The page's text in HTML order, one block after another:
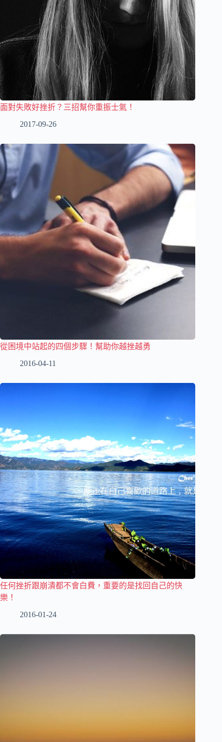
面對失敗好挫折？三招幫你重振士氣！
2017-09-26
從困境中站起的四個步驟！幫助你越挫越勇
2016-04-11
任何挫折跟崩潰都不會白費，重要的是找回自己的快
樂！
2016-01-24